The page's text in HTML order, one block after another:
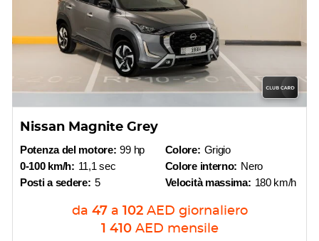
Nissan Magnite Grey
Potenza del motore: 99 hp
0-100 km/h: 11,1 sec
Posti a sedere: 5
Colore: Grigio
Colore interno: Nero
Velocità massima: 180 km/h
da 47 a 102 AED giornaliero
1 410 AED mensile